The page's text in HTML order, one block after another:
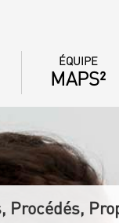
ÉQUIPE
MAPS²
Procédés,